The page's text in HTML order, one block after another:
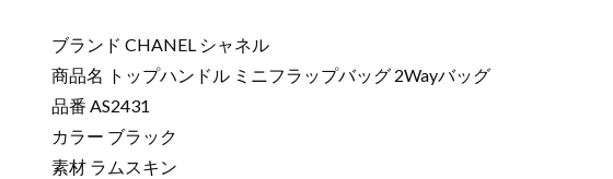
ブランド CHANEL シャネル
商品名 トップハンドル ミニフラップバッグ 2Wayバッグ
品番 AS2431
カラー ブラック
素材 ラムスキン